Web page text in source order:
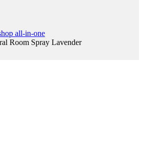
all-in-one
Room Spray Lavender